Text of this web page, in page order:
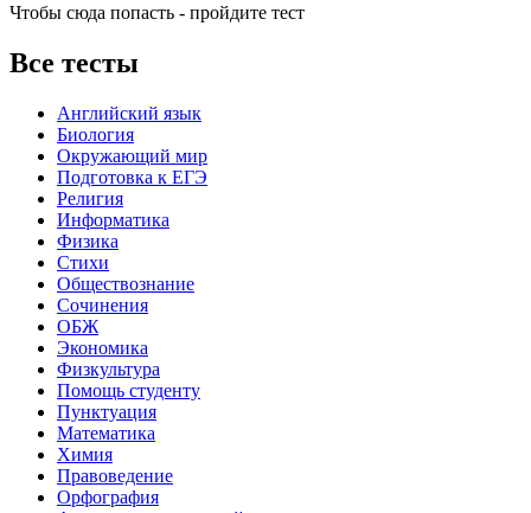
Чтобы сюда попасть - пройдите тест
Все тесты
Английский язык
Биология
Окружающий мир
Подготовка к ЕГЭ
Религия
Информатика
Физика
Стихи
Обществознание
Сочинения
ОБЖ
Экономика
Физкультура
Помощь студенту
Пунктуация
Математика
Химия
Правоведение
Орфография